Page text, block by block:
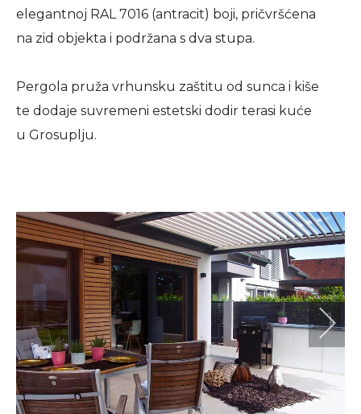
elegantnoj RAL 7016 (antracit) boji, pričvršćena
na zid objekta i podržana s dva stupa.
Pergola pruža vrhunsku zaštitu od sunca i kiše
te dodaje suvremeni estetski dodir terasi kuće
u Grosuplju.